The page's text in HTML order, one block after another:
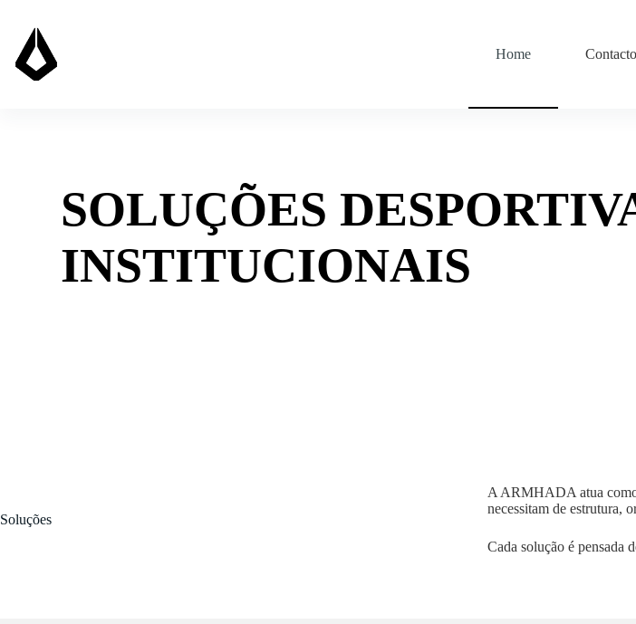
content
Home
Contacto
SOLUÇÕES
INSTITUCIONAIS
Soluções
A ARMHADA atua como
necessitam de estrutura,
Cada solução é pensada